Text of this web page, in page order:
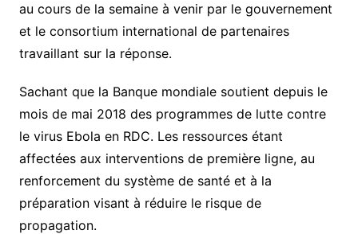
au cours de la semaine à venir par le gouvernement
et le consortium international de partenaires
travaillant sur la réponse.
Sachant que la Banque mondiale soutient depuis le
mois de mai 2018 des programmes de lutte contre
le virus Ebola en RDC. Les ressources étant
affectées aux interventions de première ligne, au
renforcement du système de santé et à la
préparation visant à réduire le risque de
propagation.